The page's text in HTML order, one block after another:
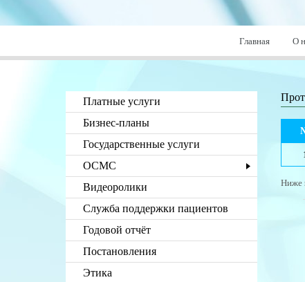
Главная О
Платные услуги
Бизнес-планы
Государственные услуги
ОСМС
Видеоролики
Служба поддержки пациентов
Годовой отчёт
Постановления
Этика
Ниже